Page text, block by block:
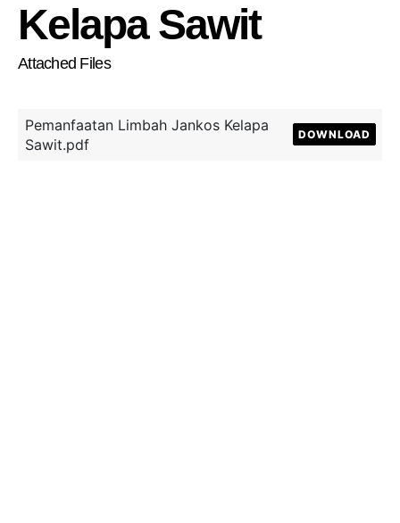
Kelapa Sawit
Attached Files
Pemanfaatan Limbah Jankos Kelapa
Sawit.pdf
DOWNLOAD